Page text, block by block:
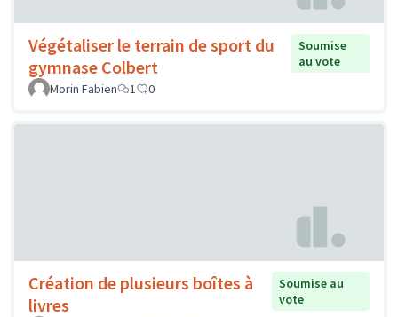
Végétaliser le terrain de sport du
gymnase Colbert
Soumise
au vote
Morin Fabien
1 0
Création de plusieurs boîtes à
livres
Soumise au
vote